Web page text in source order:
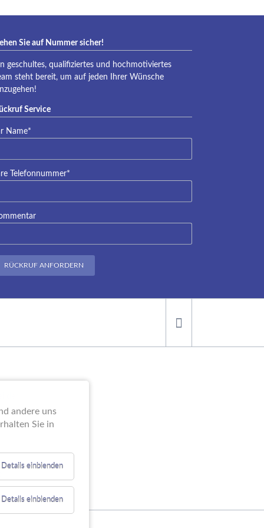
Sie auf Nummer sicher!
geschultes, qualifiziertes und hochmotiviertes
steht bereit, um auf jeden Ihrer Wünsche
Service
Name*
Telefonnummer*
RÜCKRUF ANFORDERN
andere uns
Sie in
Details einblenden
Details einblenden